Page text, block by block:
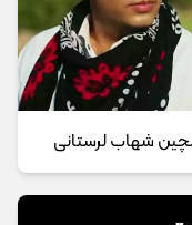
شهاب لرستانی